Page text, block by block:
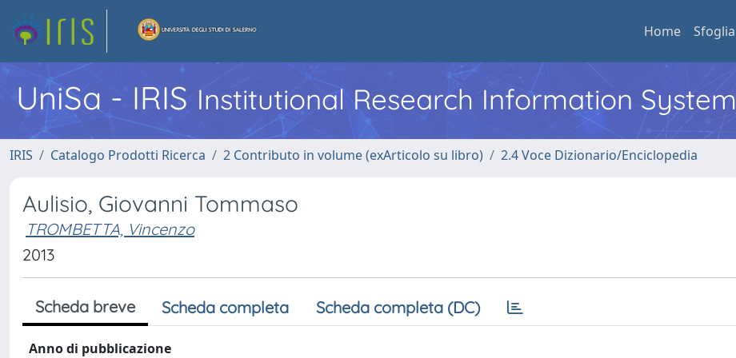
Home Sfoglia
UniSa - IRIS Institutional Research Information System
IRIS Catalogo Prodotti Ricerca 2 Contributo in volume (exArticolo su libro) 2.4 Voce Dizionario/Enciclopedia
Aulisio, Giovanni Tommaso
TROMBETTA, Vincenzo
2013
Scheda breve Scheda completa Scheda completa (DC)
Anno di pubblicazione